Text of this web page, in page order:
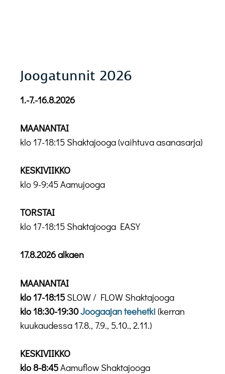
Joogatunnit 2026
1.-7.-16.8.2026
MAANANTAI
klo 17-18:15 Shaktajooga (vaihtuva asanasarja)
KESKIVIIKKO
klo 9-9:45 Aamujooga
TORSTAI
klo 17-18:15 Shaktajooga EASY
17.8.2026 alkaen
MAANANTAI
klo 17-18:15 SLOW / FLOW Shaktajooga
klo 18:30-19:30Joogaajan teehetki(kerran
kuukaudessa 17.8., 7.9., 5.10., 2.11.)
KESKIVIIKKO
klo 8-8:45Aamuflow Shaktajooga